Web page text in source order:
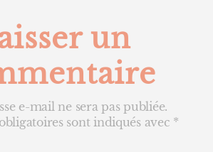
un
e-mail ne sera pas publiée.
sont indiqués avec *